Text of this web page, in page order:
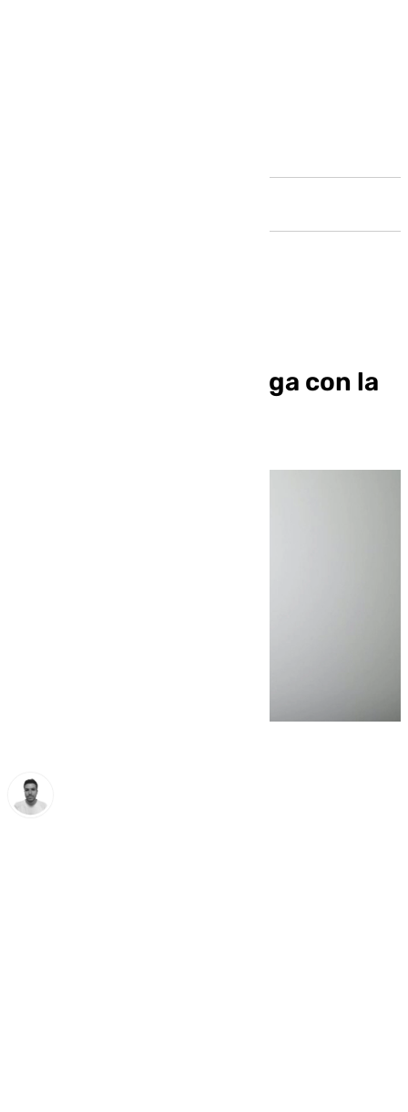
respiratorios en Málaga con la